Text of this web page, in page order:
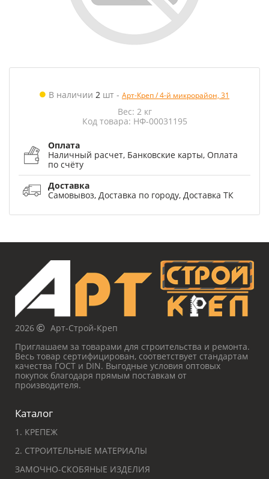
В наличии 2 шт - Арт-Креп / 4-й микрорайон, 31
Вес: 2 кг
Код товара: НФ-00031195
Оплата
Наличный расчет, Банковские карты, Оплата
по счёту
Доставка
Самовывоз, Доставка по городу, Доставка ТК
2026
Арт-Строй-Креп
Приглашаем за товарами для строительства и ремонта.
Весь товар сертифицирован, соответствует стандартам
качества ГОСТ и DIN. Выгодные условия оптовых
покупок благодаря прямым поставкам от
производителя.
Каталог
1. КРЕПЕЖ
2. СТРОИТЕЛЬНЫЕ МАТЕРИАЛЫ
ЗАМОЧНО-СКОБЯНЫЕ ИЗДЕЛИЯ